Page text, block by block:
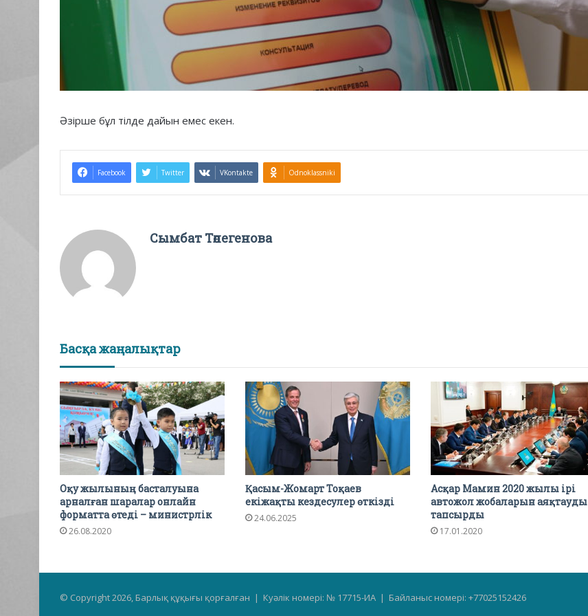
Әзірше бұл тілде дайын емес екен.
Facebook Twitter VKontakte Odnoklassniki
Сымбат Төлегенова
Басқа жаңалықтар
Оқу жылының басталуына
арналған шаралар онлайн
форматта өтеді – министрлік
26.08.2020
Қасым-Жомарт Тоқаев
екіжақты кездесулер өткізді
24.06.2025
Асқар Мамин 2020 жылы ірі
автожол жобаларын аяқтауды
тапсырды
17.01.2020
© Copyright 2026, Барлық құқығы қорғалған | Куәлік номері: № 17715-ИА | Байланыс номері: +77025152426